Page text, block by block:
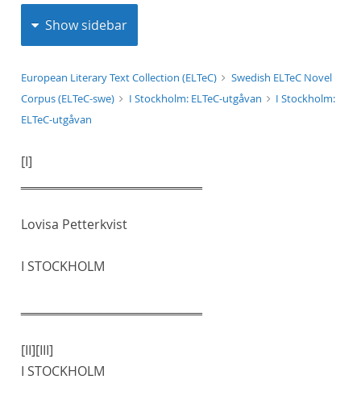
Show sidebar
European Literary Text Collection (ELTeC)
Swedish ELTeC Novel
Corpus (ELTeC-swe)
I Stockholm: ELTeC-utgåvan
I Stockholm:
ELTeC-utgåvan
[I]
Lovisa Petterkvist
I STOCKHOLM
[II][III]
I STOCKHOLM